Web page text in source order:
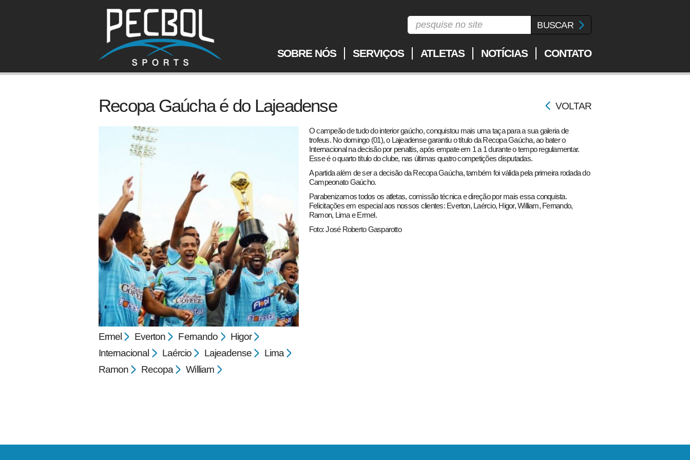
pecbol.com
SOBRE NÓS SERVIÇOS ATLETAS NOTÍCIAS CONTATO
Recopa Gaúcha é do Lajeadense VOLTAR
Ermel Everton Fernando
Higor
Internacional
Laércio Lajeadense
Lima
Ramon
Recopa William
O campeão de tudo do interior gaúcho, conquistou mais uma taça para a sua galeria de
trofeus. No domingo (01), o Lajeadense garantiu o título da Recopa Gaúcha, ao bater o
Internacional na decisão por penaltis, após empate em 1 a 1 durante o tempo regulamentar.
Esse é o quarto título do clube, nas últimas quatro competições disputadas.
A partida além de ser a decisão da Recopa Gaúcha, também foi válida pela primeira rodada do
Campeonato Gaúcho.
Parabenizamos todos os atletas, comissão técnica e direção por mais essa conquista.
Felicitações em especial aos nossos clientes: Everton, Laércio, Higor, William, Fernando,
Ramon, Lima e Ermel.
Foto: José Roberto Gasparotto